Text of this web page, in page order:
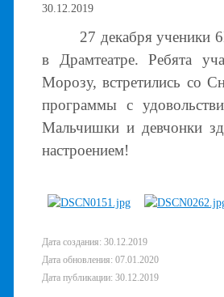
30.12.2019
27 декабря ученики
в Драмтеатре. Ребята
Морозу, встретились со
программы с
Мальчишки и девчонки
настроением!
Дата создания: 30.12.2019
Дата обновления: 07.01.2020
Дата публикации: 30.12.2019